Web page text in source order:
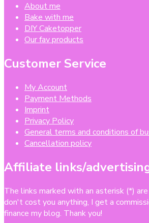
About me
Bake with me
DIY Caketopper
Our fav products
Customer Service
My Account
Payment Methods
Imprint
Privacy Policy
General terms and conditions of
Cancellation policy
Affiliate links/
The links marked with an asterisk (*)
don't cost you anything, I get a
finance my blog. Thank you!